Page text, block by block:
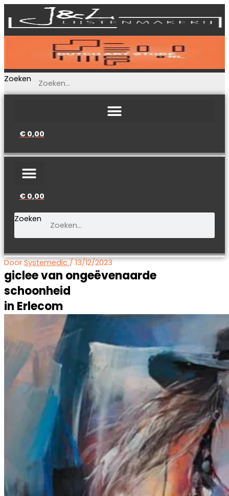
Ga
naar
de
Zoeken
€ 0,00
€ 0,00
Zoeken
DoorSystemedic/13/12/2023
giclee van ongeëvenaarde
schoonheid
in Erlecom